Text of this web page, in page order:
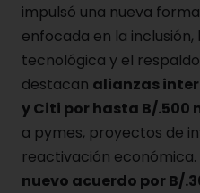
impulsó una nueva
enfocada en la inclusión,
tecnológica y el
destacan alianzas
y Citi por hasta B/.500
a pymes, proyectos de
reactivación económica.
nuevo acuerdo por B/